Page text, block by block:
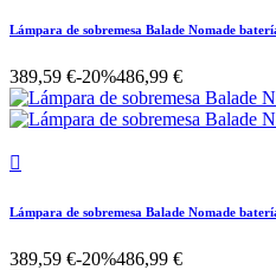
Lámpara de sobremesa Balade Nomade
389,59 €-20%486,99 €

Lámpara de sobremesa Balade Nomade
389,59 €-20%486,99 €